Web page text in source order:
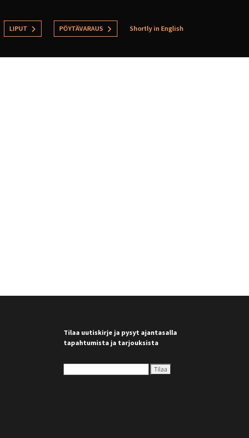
LIPUT PÖYTÄVARAUS Shortly in English
Tilaa uutiskirje ja pysyt ajantasalla
tapahtumista ja tarjouksista